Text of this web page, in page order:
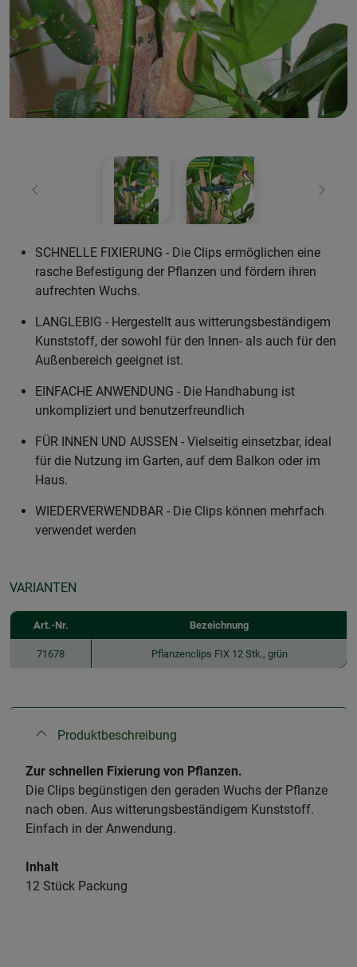
Zurück Weiter
SCHNELLE FIXIERUNG - Die Clips ermöglichen eine
rasche Befestigung der Pflanzen und fördern ihren
aufrechten Wuchs.
LANGLEBIG - Hergestellt aus witterungsbeständigem
Kunststoff, der sowohl für den Innen- als auch für den
Außenbereich geeignet ist.
EINFACHE ANWENDUNG - Die Handhabung ist
unkompliziert und benutzerfreundlich
FÜR INNEN UND AUSSEN - Vielseitig einsetzbar, ideal
für die Nutzung im Garten, auf dem Balkon oder im
Haus.
WIEDERVERWENDBAR - Die Clips können mehrfach
verwendet werden
VARIANTEN
Art.-Nr. Bezeichnung
71678 Pflanzenclips FIX 12 Stk., grün
Produktbeschreibung
Zur schnellen Fixierung von Pflanzen.
Die Clips begünstigen den geraden Wuchs der Pflanze
nach oben. Aus witterungsbeständigem Kunststoff.
Einfach in der Anwendung.
Inhalt
12 Stück Packung